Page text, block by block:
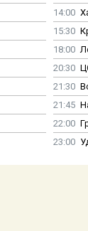
14:00
15:30
18:00
20:30
21:30
21:45
22:00
23:00